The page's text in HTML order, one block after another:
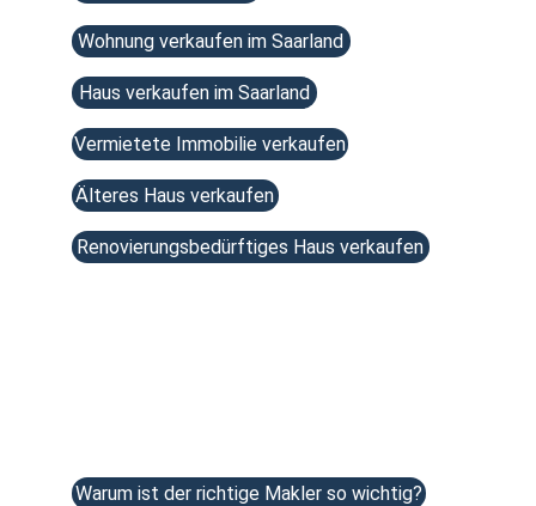
Warum ist der richtige Makler so wichtig?
Wohnung verkaufen im Saarland
Haus verkaufen im Saarland
Vermietete Immobilie verkaufen
Älteres Haus verkaufen
Renovierungsbedürftiges Haus verkaufen